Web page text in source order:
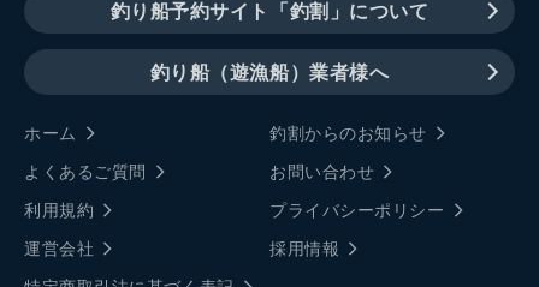
釣り船予約サイト「釣割」について
釣り船（遊漁船）業者様へ
ホーム
釣割からのお知らせ
よくあるご質問
お問い合わせ
利用規約
プライバシーポリシー
運営会社
採用情報